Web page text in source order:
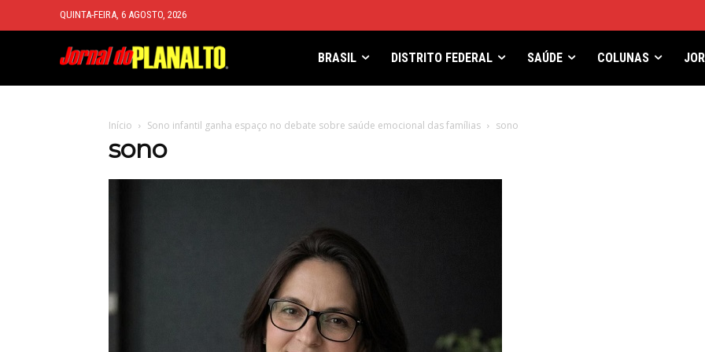
QUINTA-FEIRA, 6 AGOSTO, 2026
BRASIL DISTRITO FEDERAL SAÚDE COLUNAS
Início Sono infantil ganha espaço no debate sobre saúde emocional das famílias sono
sono